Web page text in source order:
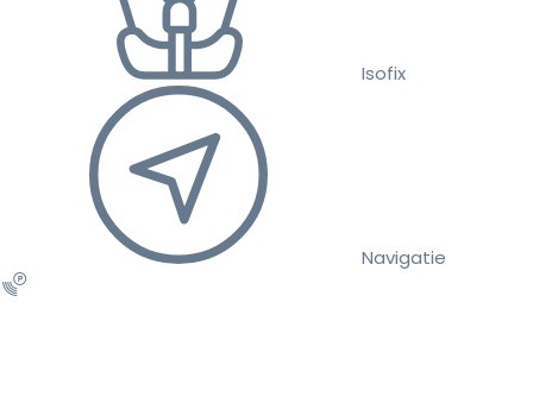
Isofix
Navigatie